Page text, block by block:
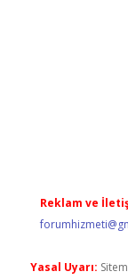
Reklam ve
Yasal Uyarı: